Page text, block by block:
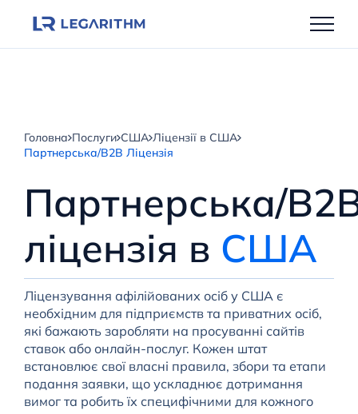
Головна Послуги США Ліцензії в США
Партнерська/B2B Ліцензія
Партнерська/
ліцензія в США
Ліцензування афілійованих осіб у США є
необхідним для підприємств та приватних осіб,
які бажають заробляти на просуванні сайтів
ставок або онлайн-послуг. Кожен штат
встановлює свої власні правила, збори та етапи
подання заявки, що ускладнює дотримання
вимог та робить їх специфічними для кожного